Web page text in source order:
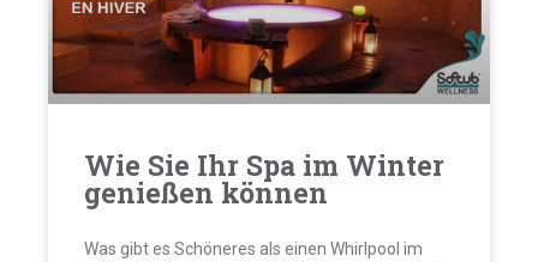
Wie Sie Ihr Spa im Winter
genießen können
Was gibt es Schöneres als einen Whirlpool im